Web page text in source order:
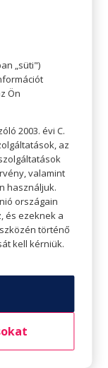
edző,
kétszeres
2001-ben
kitartás, a
De azt is
milyen
állni”. Ezért
ez nem
te is
egy jó
blog/
„süti")
Ön
2003. évi C.
az
valamint
használjuk.
országain
és ezeknek a
történő
kell kérniük.